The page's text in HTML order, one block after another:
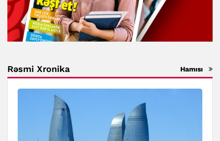
Rəsmi Xronika Hamısı